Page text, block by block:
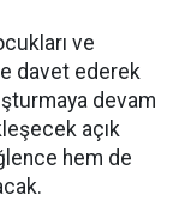
ve
davet ederek
devam
açık
hem de